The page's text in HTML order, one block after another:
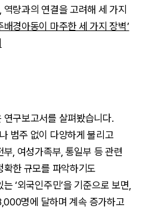
량과의 연결을 고려해 세 가지
배경아동이 마주한 세 가지 장벽’
구보고서를 살펴봤습니다.
범주 없이 다양하게 불리고
, 여성가족부, 통일부 등 관련
한 규모를 파악하기도
‘외국인주민’을 기준으로 보면,
명에 달하며 계속 증가하고